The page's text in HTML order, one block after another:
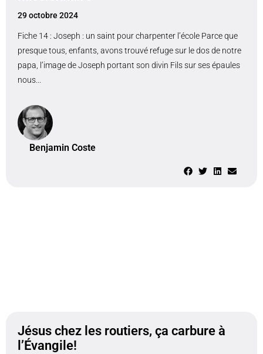
29 octobre 2024
Fiche 14 : Joseph : un saint pour charpenter l’école Parce que
presque tous, enfants, avons trouvé refuge sur le dos de notre
papa, l’image de Joseph portant son divin Fils sur ses épaules
nous...
Benjamin Coste
Jésus chez les routiers, ça carbure à
l’Évangile!